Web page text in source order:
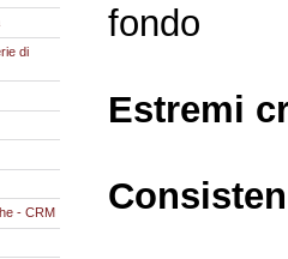
di
- CRM
fondo
Estremi